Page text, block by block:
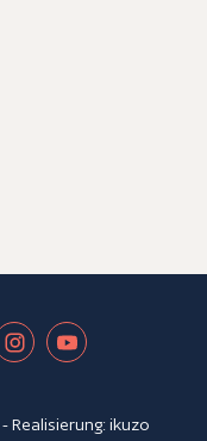
- Realisierung:ikuzo